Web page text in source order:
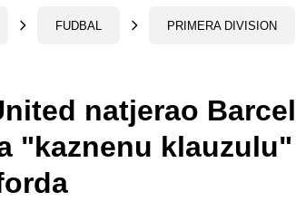
FUDBAL PRIMERA DIVISION
natjerao
"kaznenu